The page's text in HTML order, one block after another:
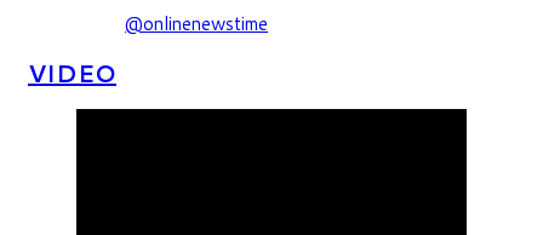
@onlinenewstime
VIDEO